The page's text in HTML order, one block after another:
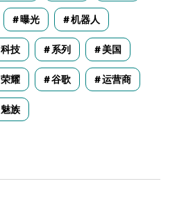
曝光 机器人
科技 系列 美国
荣耀 谷歌 运营商
魅族